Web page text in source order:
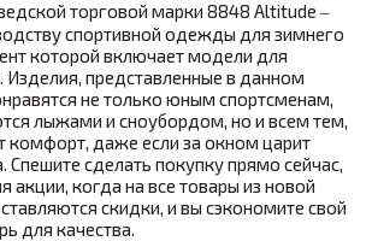
торговой марки 8848 Altitude ‒
спортивной одежды для зимнего
которой включает модели для
Изделия, представленные в данном
не только юным спортсменам,
лыжами и сноубордом, но и всем тем,
комфорт, даже если за окном царит
Спешите сделать покупку прямо сейчас,
акции, когда на все товары из новой
скидки, и вы сэкономите свой
для качества.